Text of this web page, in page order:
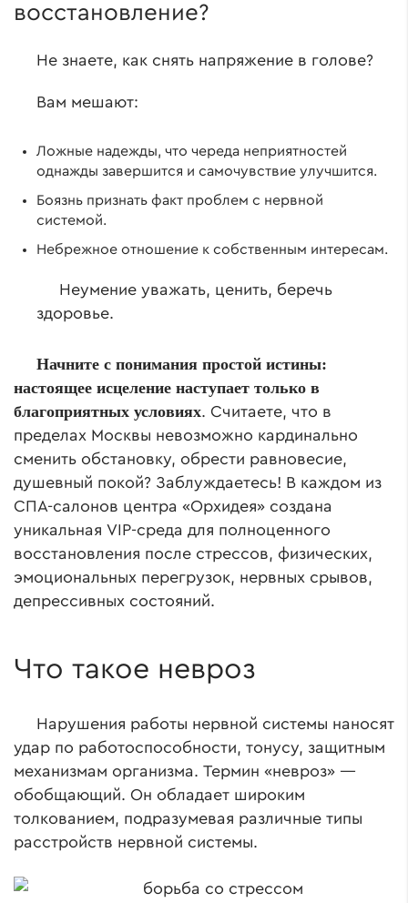
восстановление?
Не знаете, как снять напряжение в голове?
Вам мешают:
Ложные надежды, что череда неприятностей
однажды завершится и самочувствие улучшится.
Боязнь признать факт проблем с нервной
системой.
Небрежное отношение к собственным интересам.
Неумение уважать, ценить, беречь
здоровье.
Начните с понимания простой истины:
настоящее исцеление наступает только в
благоприятных условиях. Считаете, что в
пределах Москвы невозможно кардинально
сменить обстановку, обрести равновесие,
душевный покой? Заблуждаетесь! В каждом из
СПА-салонов центра «Орхидея» создана
уникальная VIP-среда для полноценного
восстановления после стрессов, физических,
эмоциональных перегрузок, нервных срывов,
депрессивных состояний.
Что такое невроз
Нарушения работы нервной системы наносят
удар по работоспособности, тонусу, защитным
механизмам организма. Термин «невроз» —
обобщающий. Он обладает широким
толкованием, подразумевая различные типы
расстройств нервной системы.